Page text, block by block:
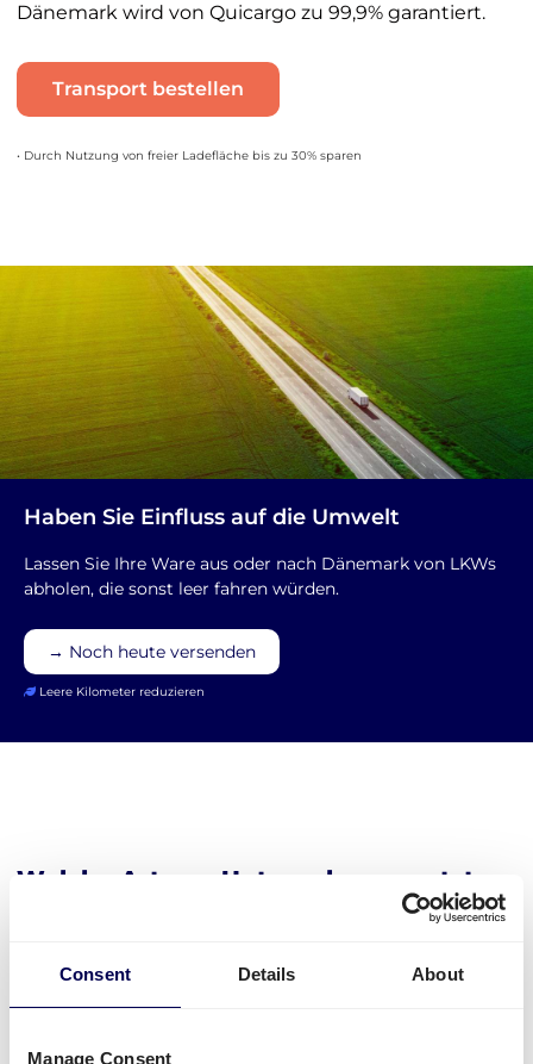
Consent Details About
Manage Consent
Dänemark wird von Quicargo zu 99,9% garantiert.
Transport bestellen
• Durch Nutzung von freier Ladefläche bis zu 30% sparen
Haben Sie Einfluss auf die Umwelt
Lassen Sie Ihre Ware aus oder nach Dänemark von LKWs
abholen, die sonst leer fahren würden.
→ Noch heute versenden
Leere Kilometer reduzieren
Welche Art von Unternehmen nutzt
Commerce Produkte, Baumaterialien, Möbel,...